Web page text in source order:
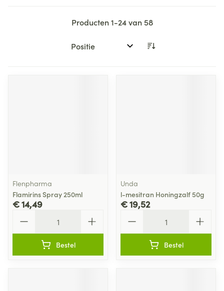
Producten1-24van58
Sorteer op:
Flenpharma
Flamirins Spray 250ml
€ 14,49
Bestel
Unda
l-mesitran Honingzalf 50g
€ 19,52
Bestel